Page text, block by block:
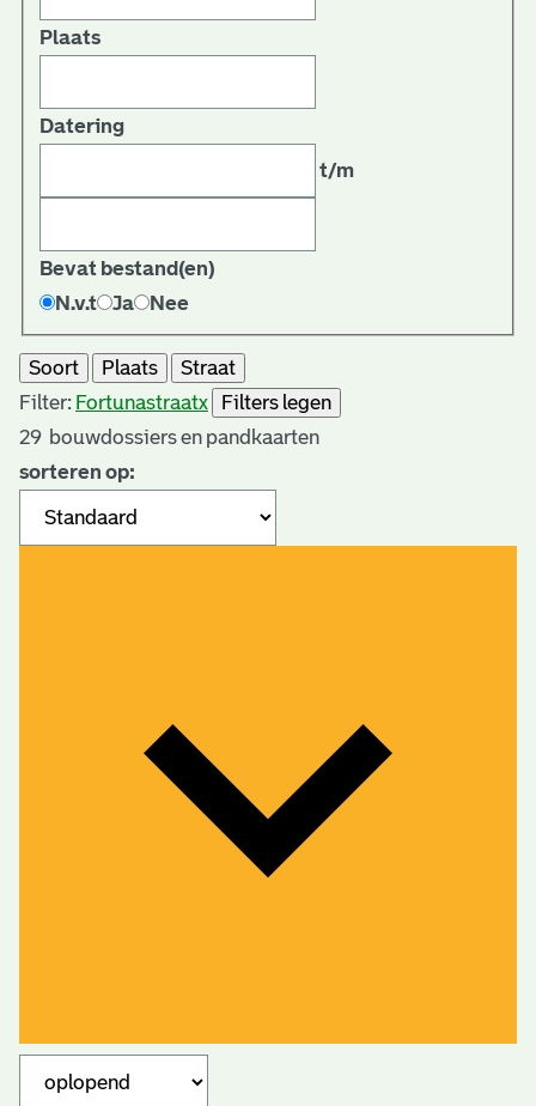
Plaats
Datering
t/m
Bevat bestand(en)
N.v.t
Ja Nee
Soort Plaats
Straat
Filter: Fortunastraatx
Filters legen
29 bouwdossiers en pandkaarten
sorteren op: